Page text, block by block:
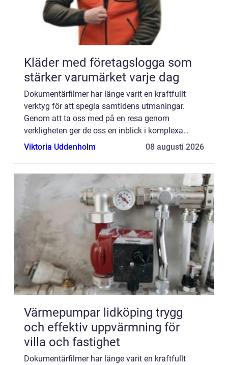
Kläder med företagslogga som
stärker varumärket varje dag
Dokumentärfilmer har länge varit en kraftfullt
verktyg för att spegla samtidens utmaningar.
Genom att ta oss med på en resa genom
verkligheten ger de oss en inblick i komplexa
frågor och utmaningar som präglar vå...
Viktoria Uddenholm 08 augusti 2026
Värmepumpar lidköping trygg
och effektiv uppvärmning för
villa och fastighet
Dokumentärfilmer har länge varit en kraftfullt